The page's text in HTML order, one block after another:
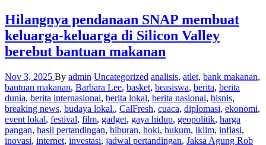
Hilangnya pendanaan SNAP membuat
keluarga-keluarga di Silicon Valley
berebut bantuan makanan
Nov 3, 2025 By admin Uncategorized analisis, atlet, bank makanan,
bantuan makanan, Barbara Lee, basket, beasiswa, berita, berita
dunia, berita internasional, berita lokal, berita nasional, bisnis,
breaking news, budaya lokal., CalFresh, cuaca, diplomasi, ekonomi,
event lokal, festival, film, gadget, gaya hidup, geopolitik, harga
pangan, hasil pertandingan, hiburan, hoki, hukum, iklim, inflasi,
inovasi, internet, investasi, jadwal pertandingan, Jaksa Agung Rob